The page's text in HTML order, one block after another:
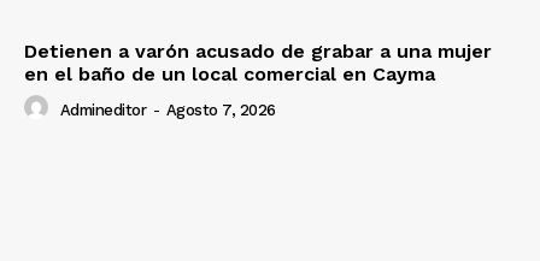
Detienen a varón acusado de grabar a una mujer
en el baño de un local comercial en Cayma
Admineditor - Agosto 7, 2026